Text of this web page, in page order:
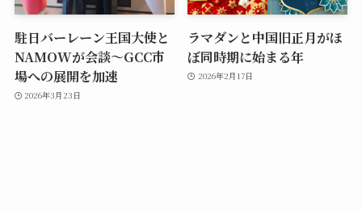
駐日バーレーン王国大使と
NAMOWが会談〜GCC市
場への展開を加速
2026年3月23日
ラマダンと中国旧正月がほ
ぼ同時期に始まる年
2026年2月17日